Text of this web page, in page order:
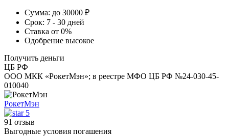
Сумма: до 30000 ₽
Срок: 7 - 30 дней
Ставка от 0%
Одобрение высокое
Получить деньги
ЦБ РФ
ООО МКК «РокетМэн»; в реестре МФО ЦБ РФ №24-030-45-
010040
РокетМэн
5
91 отзыв
Выгодные условия погашения